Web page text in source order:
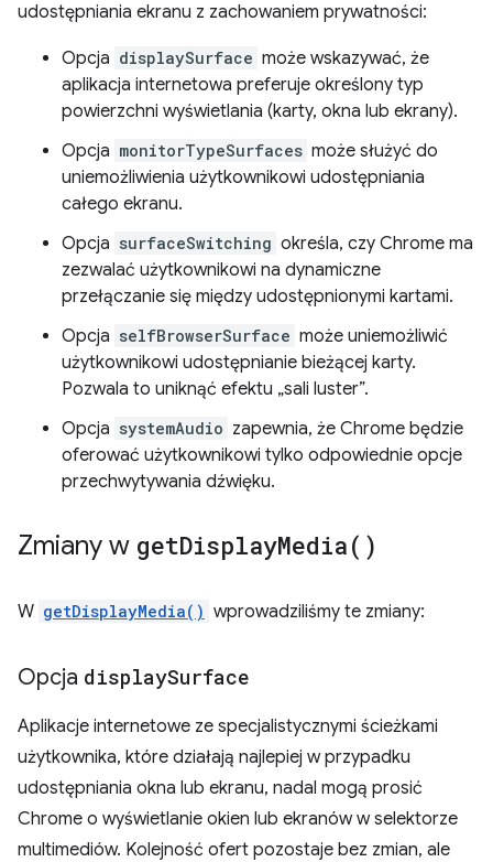
udostępniania ekranu z zachowaniem prywatności:
Opcja displaySurface może wskazywać, że
aplikacja internetowa preferuje określony typ
powierzchni wyświetlania (karty, okna lub ekrany).
Opcja monitorTypeSurfaces może służyć do
uniemożliwienia użytkownikowi udostępniania
całego ekranu.
Opcja surfaceSwitching określa, czy Chrome ma
zezwalać użytkownikowi na dynamiczne
przełączanie się między udostępnionymi kartami.
Opcja selfBrowserSurface może uniemożliwić
użytkownikowi udostępnianie bieżącej karty.
Pozwala to uniknąć efektu „sali luster”.
Opcja systemAudio zapewnia, że Chrome będzie
oferować użytkownikowi tylko odpowiednie opcje
przechwytywania dźwięku.
Zmiany w getDisplayMedia( )
W getDisplayMedia() wprowadziliśmy te zmiany:
Opcja displaySurface
Aplikacje internetowe ze specjalistycznymi ścieżkami
użytkownika, które działają najlepiej w przypadku
udostępniania okna lub ekranu, nadal mogą prosić
Chrome o wyświetlanie okien lub ekranów w selektorze
multimediów. Kolejność ofert pozostaje bez zmian, ale